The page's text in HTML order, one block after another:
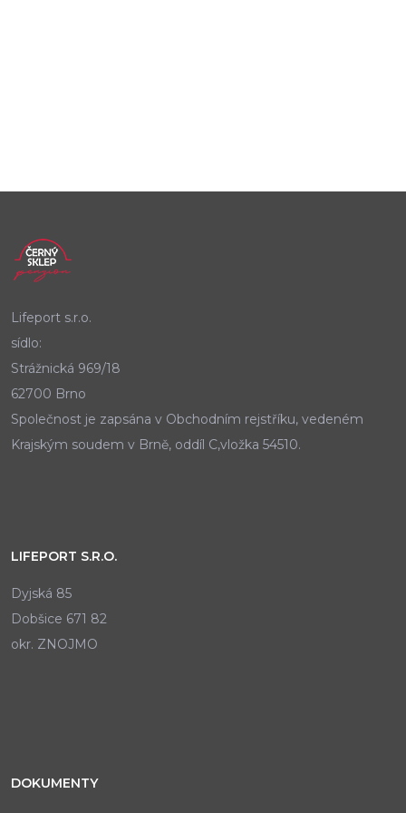
Lifeport s.r.o.
sídlo:
Strážnická 969/18
62700 Brno
Společnost je zapsána v Obchodním rejstříku, vedeném
Krajským soudem v Brně, oddíl C,vložka 54510.
LIFEPORT S.R.O.
Dyjská 85
Dobšice 671 82
okr. ZNOJMO
DOKUMENTY